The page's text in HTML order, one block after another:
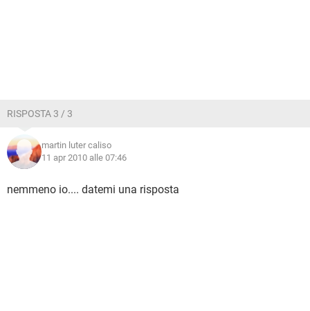
RISPOSTA 3 / 3
martin luter caliso
11 apr 2010 alle 07:46
nemmeno io.... datemi una risposta